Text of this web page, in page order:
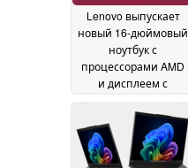
Lenovo выпускает
новый 16-дюймовый
ноутбук с
процессорами AMD
и дисплеем с
May 2026